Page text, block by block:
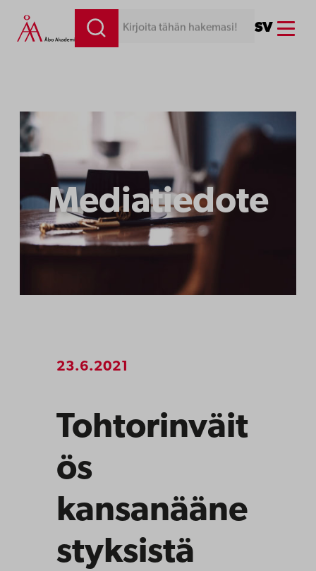
Siirry
sisältöön
Kirjoita tähän hakemasi! SV Menu
Mediatiedote
23.6.2021
Tohtorinväit
ös
kansanääne
styksistä